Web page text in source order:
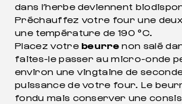
dans l’herbe deviennent
Préchauffez votre four une
une température de 190 °C.
Placez votre beurrenon salé
faites-le passer au micro-onde
environ une vingtaine de
puissance de votre four. Le
fondu mais conserver une